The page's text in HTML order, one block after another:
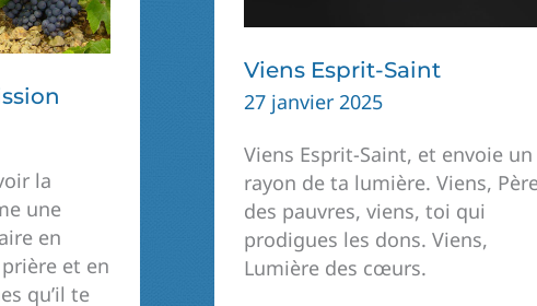
la
une
en
et en
qu’il te
Viens Esprit-Saint
27 janvier 2025
Viens Esprit-Saint, et envoie un
rayon de ta lumière. Viens,
des pauvres, viens, toi qui
prodigues les dons. Viens,
Lumière des cœurs.